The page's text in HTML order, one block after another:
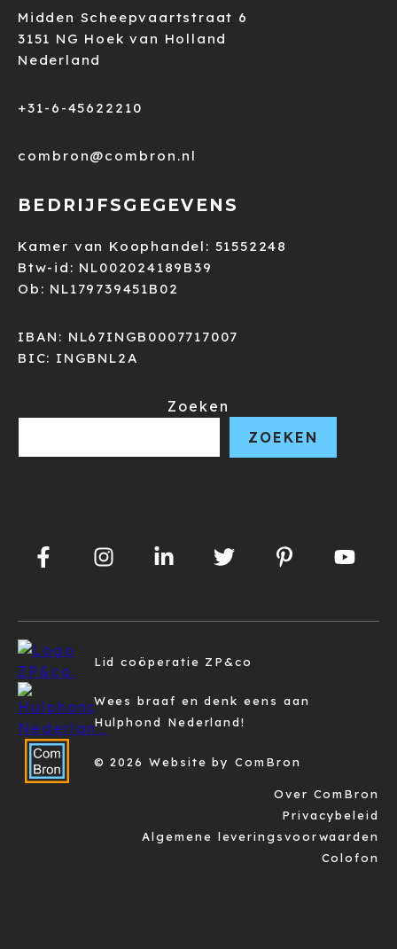
Midden Scheepvaartstraat 6
3151 NG Hoek van Holland
Nederland
+31-6-45622210
combron@combron.nl
BEDRIJFSGEGEVENS
Kamer van Koophandel: 51552248
Btw-id: NL002024189B39
Ob: NL179739451B02
IBAN: NL67INGB0007717007
BIC: INGBNL2A
Zoeken
ZOEKEN
Lid coöperatie ZP&co
Wees braaf en denk eens aan
Hulphond Nederland!
© 2026 Website by ComBron
Over ComBron
Privacybeleid
Algemene leveringsvoorwaarden
Colofon